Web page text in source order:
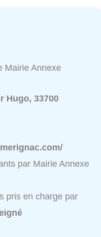
Mairie Annexe
Hugo, 33700
par Mairie Annexe
pris en charge par